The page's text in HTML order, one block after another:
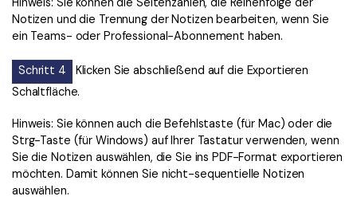
Notizen und die Trennung der Notizen bearbeiten, wenn Sie
ein Teams- oder Professional-Abonnement haben.
Schritt 4
Klicken Sie abschließend auf die Exportieren
Schaltfläche.
Hinweis: Sie können auch die Befehlstaste (für Mac) oder die
Strg-Taste (für Windows) auf Ihrer Tastatur verwenden, wenn
Sie die Notizen auswählen, die Sie ins PDF-Format exportieren
möchten. Damit können Sie nicht-sequentielle Notizen
auswählen.